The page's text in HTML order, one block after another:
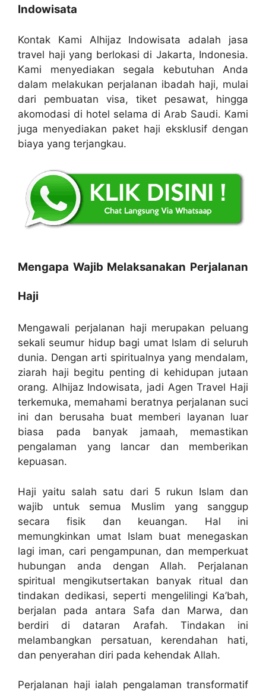
Indowisata
Kontak Kami Alhijaz Indowisata adalah jasa
travel haji yang berlokasi di Jakarta, Indonesia.
Kami menyediakan segala kebutuhan Anda
dalam melakukan perjalanan ibadah haji, mulai
dari pembuatan visa, tiket pesawat, hingga
akomodasi di hotel selama di Arab Saudi. Kami
juga menyediakan paket haji eksklusif dengan
biaya yang terjangkau.
Mengapa Wajib Melaksanakan Perjalanan
Haji
Mengawali perjalanan haji merupakan peluang
sekali seumur hidup bagi umat Islam di seluruh
dunia. Dengan arti spiritualnya yang mendalam,
ziarah haji begitu penting di kehidupan jutaan
orang. Alhijaz Indowisata, jadi Agen Travel Haji
terkemuka, memahami beratnya perjalanan suci
ini dan berusaha buat memberi layanan luar
biasa pada banyak jamaah, memastikan
pengalaman yang lancar dan memberikan
kepuasan.
Haji yaitu salah satu dari 5 rukun Islam dan
wajib untuk semua Muslim yang sanggup
secara fisik dan keuangan. Hal ini
memungkinkan umat Islam buat menegaskan
lagi iman, cari pengampunan, dan memperkuat
hubungan anda dengan Allah. Perjalanan
spiritual mengikutsertakan banyak ritual dan
tindakan dedikasi, seperti mengelilingi Ka’bah,
berjalan pada antara Safa dan Marwa, dan
berdiri di dataran Arafah. Tindakan ini
melambangkan persatuan, kerendahan hati,
dan penyerahan diri pada kehendak Allah.
Perjalanan haji ialah pengalaman transformatif